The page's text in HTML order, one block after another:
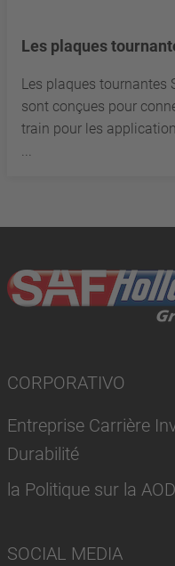
Les plaques
Les plaques tournantes
sont conçues pour
train pour les
...
CORPORATIVO
Entreprise Carrière
Durabilité
la Politique sur la
SOCIAL MEDIA